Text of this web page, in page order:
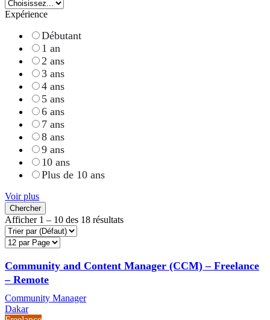
Expérience
Débutant
1 an
2 ans
3 ans
4 ans
5 ans
6 ans
7 ans
8 ans
9 ans
10 ans
Plus de 10 ans
Voir plus
Chercher
Afficher 1 – 10 des 18 résultats
Community and Content Manager (CCM) – Freelance
– Remote
Community Manager
Dakar